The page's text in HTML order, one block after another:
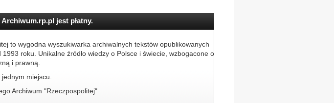
jest płatny.
to wygodna wyszukiwarka archiwalnych tekstów opublikowanych
1993 roku. Unikalne źródło wiedzy o Polsce i świecie, wzbogacone o
i prawną.
miejscu.
Archiwum "Rzeczpospolitej"